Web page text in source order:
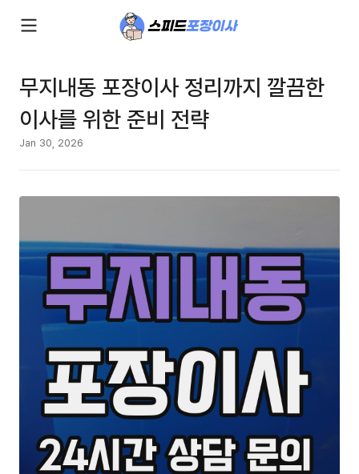
무지내동 포장이사 정리까지 깔끔한
이사를 위한 준비 전략
Jan 30, 2026